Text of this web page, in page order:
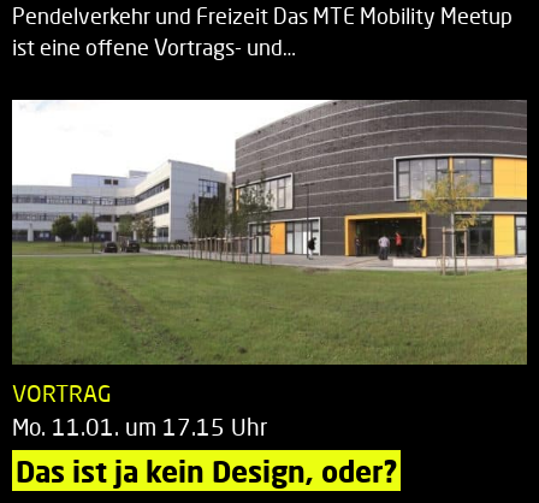
Pendelverkehr und Freizeit Das MTE Mobility Meetup
ist eine offene Vortrags- und…
VORTRAG
Mo. 11.01. um 17.15 Uhr
Das ist ja kein Design, oder?